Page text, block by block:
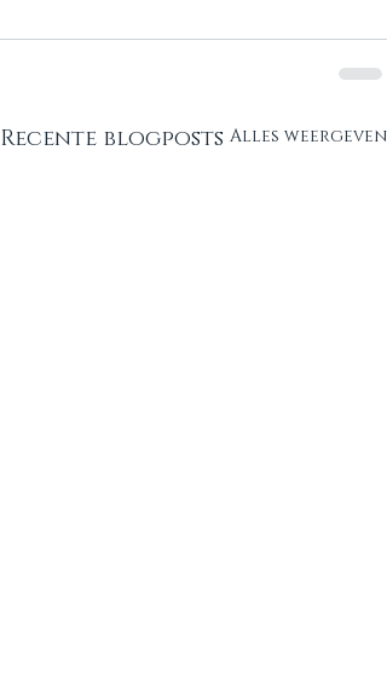
Recente blogposts Alles weergeven